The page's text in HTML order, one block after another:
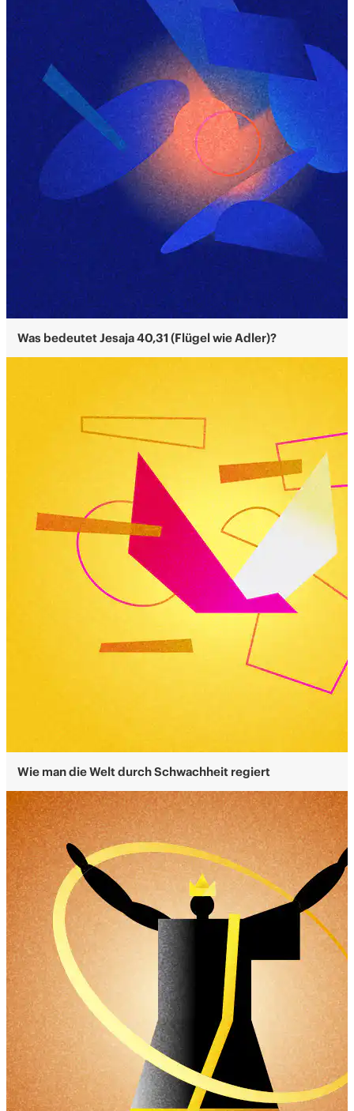
Was bedeutet Jesaja 40,31 (Flügel wie Adler)?
Wie man die Welt durch Schwachheit regiert